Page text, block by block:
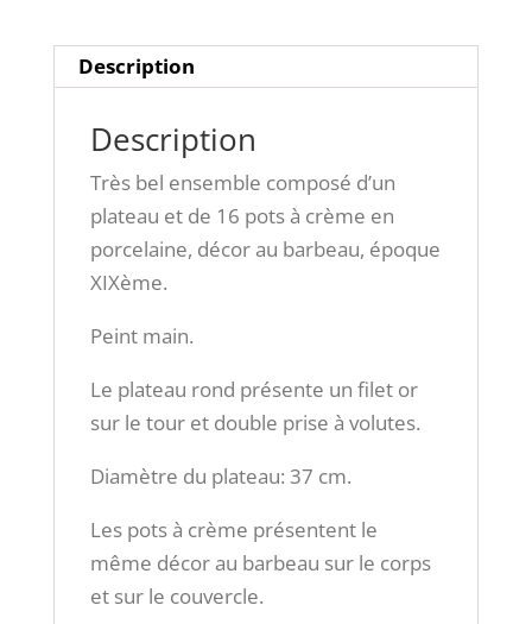
Description
Description
Très bel ensemble composé d’un
plateau et de 16 pots à crème en
porcelaine, décor au barbeau, époque
XIXème.
Peint main.
Le plateau rond présente un filet or
sur le tour et double prise à volutes.
Diamètre du plateau: 37 cm.
Les pots à crème présentent le
même décor au barbeau sur le corps
et sur le couvercle.